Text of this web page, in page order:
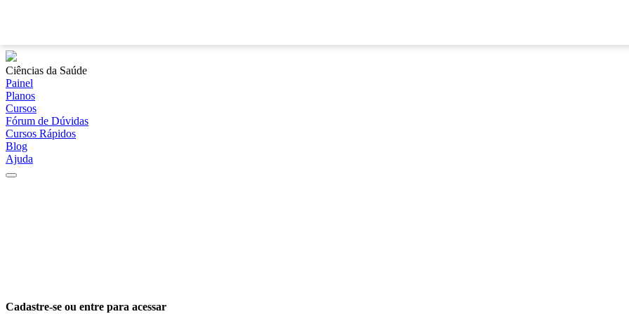
Ciências da Saúde
Painel
Planos
Cursos
Fórum de Dúvidas
Cursos Rápidos
Blog
Ajuda
Cadastre-se ou entre para acessar